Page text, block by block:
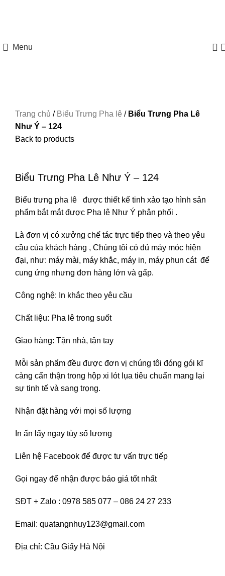
Menu 0
Trang chủ / Biểu Trưng Pha lê / Biểu Trưng Pha Lê
Như Ý – 124
Back to products
Biểu Trưng Pha Lê Như Ý – 124
Biểu trưng pha lê được thiết kế tinh xảo tạo hình sản
phẩm bắt mắt được Pha lê Như Ý phân phối .
Là đơn vị có xưởng chế tác trực tiếp theo và theo yêu
cầu của khách hàng , Chúng tôi có đủ máy móc hiện
đại, như: máy mài, máy khắc, máy in, máy phun cát để
cung ứng nhưng đơn hàng lớn và gấp.
Công nghệ: In khắc theo yêu cầu
Chất liệu: Pha lê trong suốt
Giao hàng: Tận nhà, tận tay
Mỗi sản phẩm đều được đơn vị chúng tôi đóng gói kĩ
càng cẩn thận trong hộp xi lót lụa tiêu chuẩn mang lại
sự tinh tế và sang trọng.
Nhận đặt hàng với mọi số lượng
In ấn lấy ngay tùy số lượng
Liên hệ Facebook để được tư vấn trực tiếp
Gọi ngay để nhận được báo giá tốt nhất
SĐT + Zalo : 0978 585 077 – 086 24 27 233
Email: quatangnhuy123@gmail.com
Địa chỉ: Cầu Giấy Hà Nội